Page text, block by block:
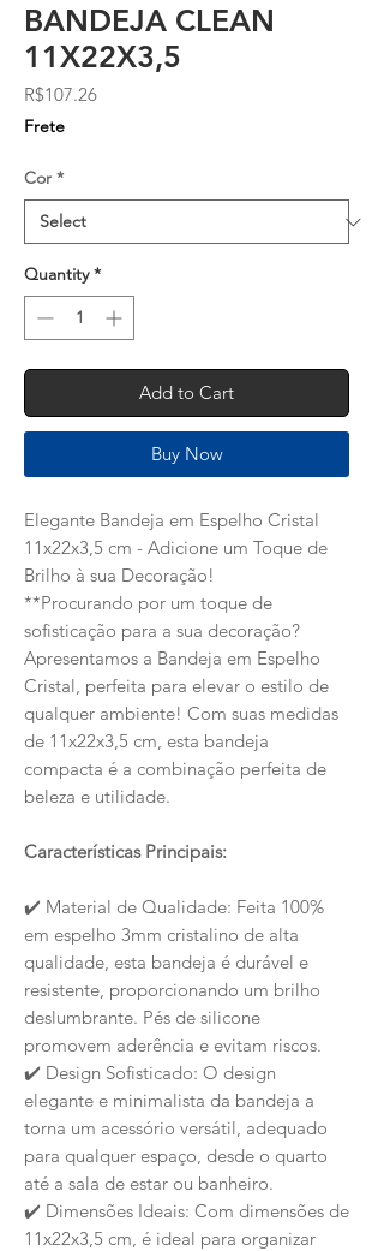
BANDEJA CLEAN
11X22X3,5
R$107.26Price
Frete
Cor *
Quantity *
Add to Cart
Buy Now
Elegante Bandeja em Espelho Cristal
11x22x3,5 cm - Adicione um Toque de
Brilho à sua Decoração!
**Procurando por um toque de
sofisticação para a sua decoração?
Apresentamos a Bandeja em Espelho
Cristal, perfeita para elevar o estilo de
qualquer ambiente! Com suas medidas
de 11x22x3,5 cm, esta bandeja
compacta é a combinação perfeita de
beleza e utilidade.
Características Principais:
✔ ️ Material de Qualidade: Feita 100%
em espelho 3mm cristalino de alta
qualidade, esta bandeja é durável e
resistente, proporcionando um brilho
deslumbrante. Pés de silicone
promovem aderência e evitam riscos.
✔ ️ Design Sofisticado: O design
elegante e minimalista da bandeja a
torna um acessório versátil, adequado
para qualquer espaço, desde o quarto
até a sala de estar ou banheiro.
✔ ️ Dimensões Ideais: Com dimensões de
11x22x3,5 cm, é ideal para organizar